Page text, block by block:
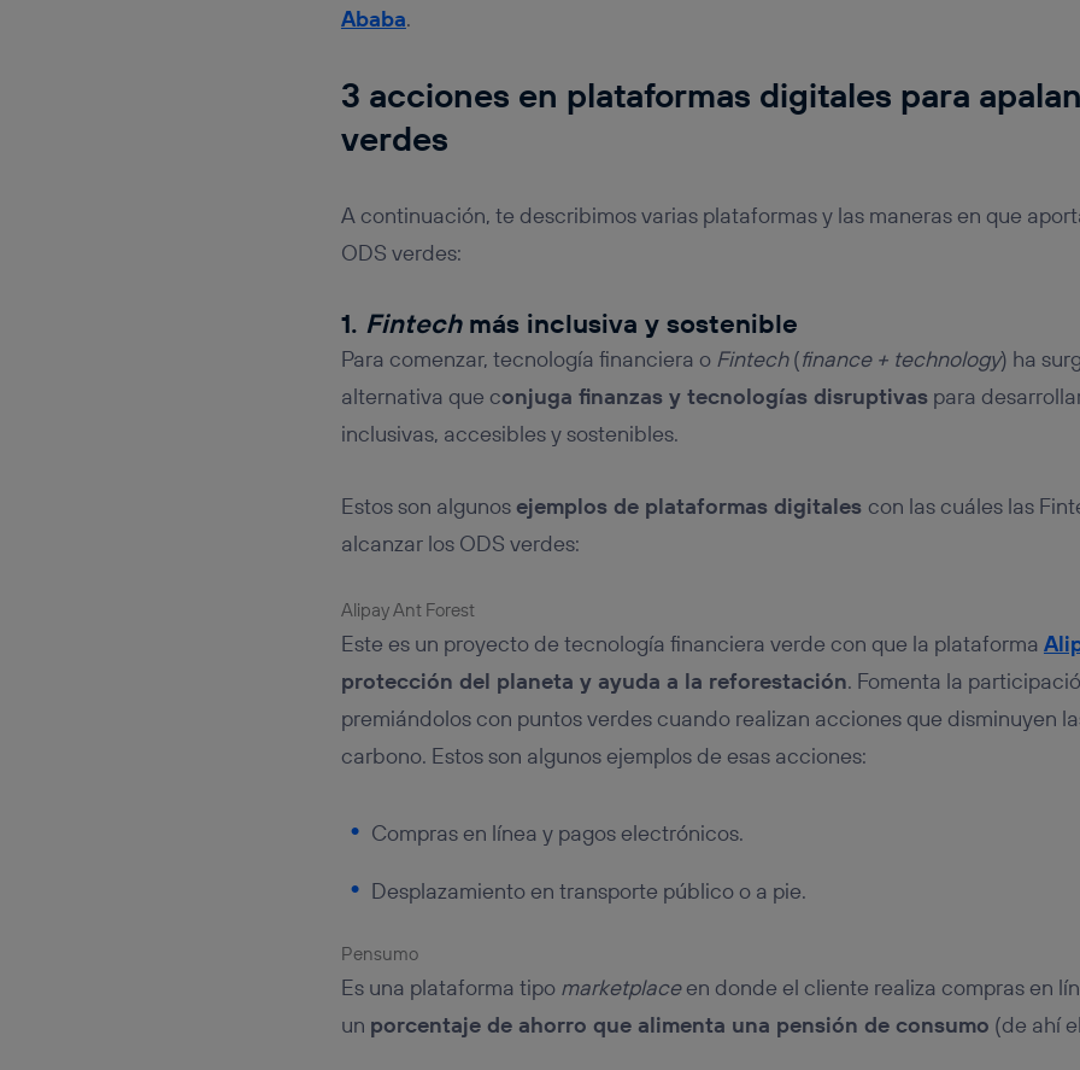
Ababa.
3 acciones en plataformas digitales para
verdes
A continuación, te describimos varias plataformas y las maneras en que
ODS verdes:
1. Fintechmás inclusiva y sostenible
Para comenzar, tecnología financiera o Fintech(finance + technology) ha
alternativa que conjuga finanzas y tecnologías disruptivaspara
inclusivas, accesibles y sostenibles.
Estos son algunosejemplos de plataformas digitales con las cuáles las
alcanzar los ODS verdes:
Alipay Ant Forest
Este es un proyecto de tecnología financiera verde con que la plataforma
protección del planeta y ayuda a la reforestación. Fomenta la
premiándolos con puntos verdes cuando realizan acciones que disminuyen
carbono. Estos son algunos ejemplos de esas acciones:
Compras en línea y pagos electrónicos.
Desplazamiento en transporte público o a pie.
Pensumo
Es una plataforma tipo marketplaceen donde el cliente realiza compras en
un porcentaje de ahorro que alimenta una pensión de consumo (de ahí